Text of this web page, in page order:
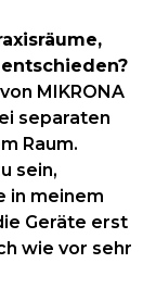
MIKRONA
separaten
Raum.
sein,
in meinem
Geräte erst
wie vor sehr